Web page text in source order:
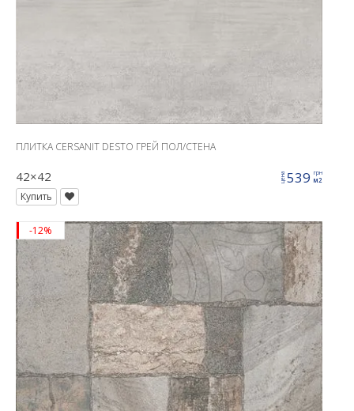
ПЛИТКА CERSANIT DESTO ГРЕЙ ПОЛ/СТЕНА
42×42 цена 539 грн
м2
Купить
-12%